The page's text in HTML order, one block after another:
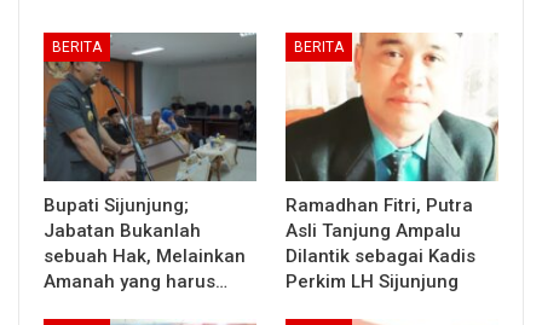
BERITA
Bupati Sijunjung;
Jabatan Bukanlah
sebuah Hak, Melainkan
Amanah yang harus…
BERITA
Ramadhan Fitri, Putra
Asli Tanjung Ampalu
Dilantik sebagai Kadis
Perkim LH Sijunjung